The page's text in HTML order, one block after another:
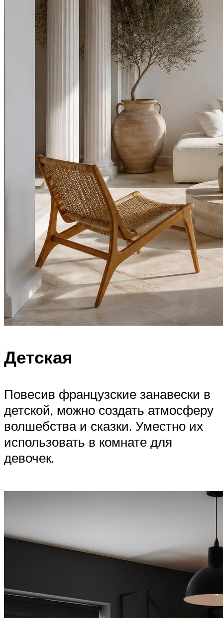
Детская
Повесив французские занавески в
детской, можно создать атмосферу
волшебства и сказки. Уместно их
использовать в комнате для
девочек.